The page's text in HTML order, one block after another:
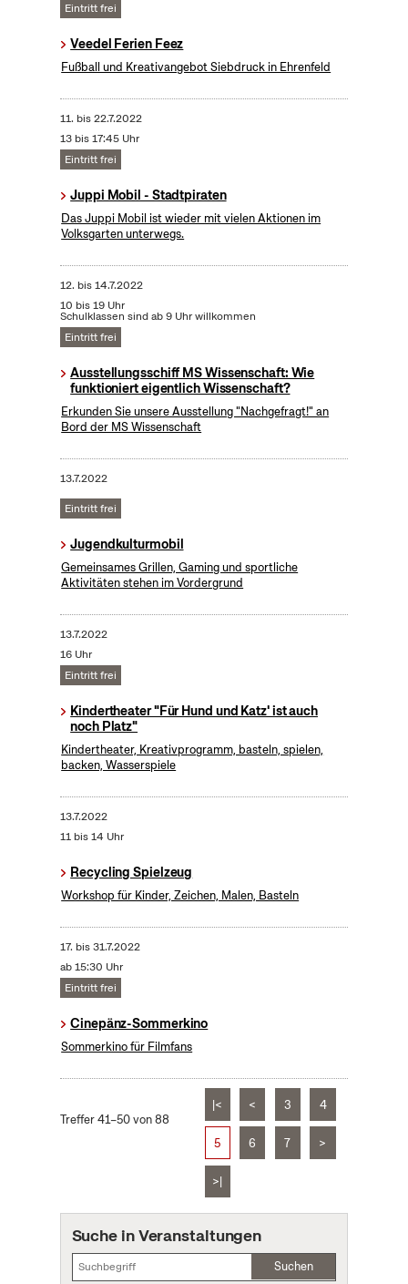
Eintritt frei
Veedel Ferien Feez
Fußball und Kreativangebot Siebdruck in Ehrenfeld
11. bis22.7.2022
13 bis 17:45 Uhr
Eintritt frei
Juppi Mobil - Stadtpiraten
Das Juppi Mobil ist wieder mit vielen Aktionen im
Volksgarten unterwegs.
12. bis14.7.2022
10 bis 19 Uhr
Schulklassen sind ab 9 Uhr willkommen
Eintritt frei
Ausstellungsschiff MS Wissenschaft: Wie
funktioniert eigentlich Wissenschaft?
Erkunden Sie unsere Ausstellung "Nachgefragt!" an
Bord der MS Wissenschaft
13.7.2022
Eintritt frei
Jugendkulturmobil
Gemeinsames Grillen, Gaming und sportliche
Aktivitäten stehen im Vordergrund
13.7.2022
16 Uhr
Eintritt frei
Kindertheater "Für Hund und Katz' ist auch
noch Platz"
Kindertheater, Kreativprogramm, basteln, spielen,
backen, Wasserspiele
13.7.2022
11 bis 14 Uhr
Recycling Spielzeug
Workshop für Kinder, Zeichen, Malen, Basteln
17. bis31.7.2022
ab 15:30 Uhr
Eintritt frei
Cinepänz-Sommerkino
Sommerkino für Filmfans
Treffer 41–50 von 88
|< < 3 4
5 6 7 >
>|
Suche in Veranstaltungen
Suchen